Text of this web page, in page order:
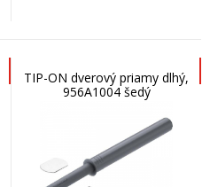
TIP-ON dverový priamy dlhý,
956A1004 šedý